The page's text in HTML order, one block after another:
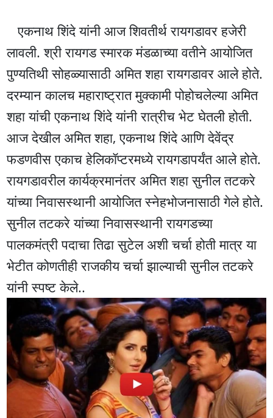
एकनाथ शिंदे यांनी आज शिवतीर्थ रायगडावर हजेरी
लावली. श्री रायगड स्मारक मंडळाच्या वतीने आयोजित
पुण्यतिथी सोहळ्यासाठी अमित शहा रायगडावर आले होते.
दरम्यान कालच महाराष्ट्रात मुक्कामी पोहोचलेल्या अमित
शहा यांची एकनाथ शिंदे यांनी रात्रीच भेट घेतली होती.
आज देखील अमित शहा, एकनाथ शिंदे आणि देवेंद्र
फडणवीस एकाच हेलिकॉप्टरमध्ये रायगडापर्यंत आले होते.
रायगडावरील कार्यक्रमानंतर अमित शहा सुनील तटकरे
यांच्या निवासस्थानी आयोजित स्नेहभोजनासाठी गेले होते.
सुनील तटकरे यांच्या निवासस्थानी रायगडच्या
पालकमंत्री पदाचा तिढा सुटेल अशी चर्चा होती मात्र या
भेटीत कोणतीही राजकीय चर्चा झाल्याची सुनील तटकरे
यांनी स्पष्ट केले..